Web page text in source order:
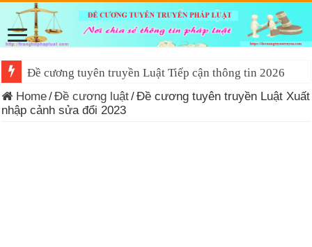
Đề cương tuyên truyền Luật Tiếp cận thông tin 2026
Home/Đề cương luật/Đề cương tuyên truyền Luật Xuất
nhập cảnh sửa đổi 2023